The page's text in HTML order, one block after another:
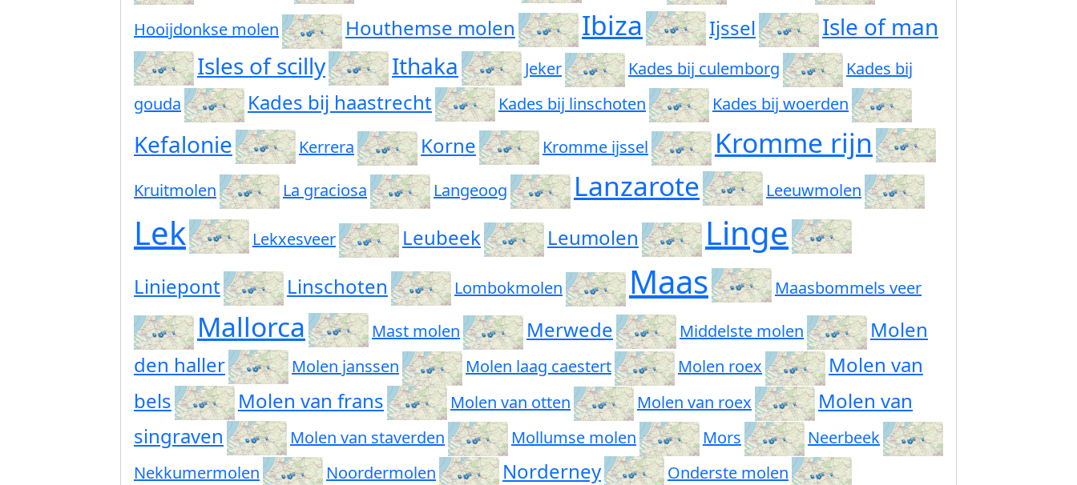
Hooijdonkse molen Houthemse molen Ibiza Ijssel
Isle of man
Isles of scilly
Ithaka Jeker Kades bij culemborg
Kades bij
gouda
Kades bij haastrecht Kades bij linschoten Kades bij woerden
Kefalonie Kerrera Korne Kromme ijssel Kromme rijn
Kruitmolen La graciosa Langeoog Lanzarote Leeuwmolen
Lek Lekxesveer Leubeek Leumolen Linge
Liniepont Linschoten Lombokmolen Maas Maasbommels veer
Mallorca Mast molen Merwede Middelste molen
Molen
den haller
Molen janssen Molen laag caestert Molen roex
Molen van
bels
Molen van frans Molen van otten Molen van roex
Molen van
singraven
Molen van staverden Mollumse molen Mors
Neerbeek
Nekkumermolen
Noordermolen Norderney
Onderste molen